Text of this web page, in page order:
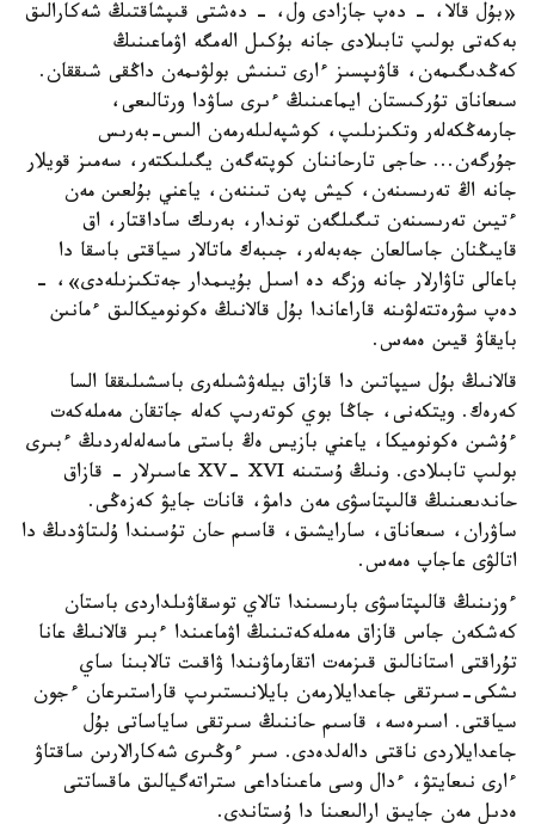
«بۇل قالا، - دەپ جازادى ول، - دەشتى قىپشاقتىڭ شەكارالىق
بەكەتى بولىپ تابىلادى جانە بۇكىل الەمگە اۋماعىنىڭ
كەڭدىگىمەن، قاۋىپسىز ءارى تىنىش بولۋىمەن داڭقى شىققان.
سىعاناق تۇركىستان ايماعىنىڭ ءىرى ساۋدا ورتالىعى،
جارمەڭكەلەر وتكىزىلىپ، كوشپەلىلەرمەن الىس-بەرىس
جۇرگەن... حاجى تارحاننان كوپتەگەن يگىلىكتەر، سەمىز قويلار
جانە اڭ تەرىسىنەن، كيش پەن تىننەن، ياعني بۇلعىن مەن
ءتيىن تەرىسىنەن تىگىلگەن توندار، بەرىك ساداقتار، اق
قايىڭنان جاسالعان جەبەلەر، جىبەك ماتالار سياقتى باسقا دا
باعالى تاۋارلار جانە وزگە دە اسىل بۇيىمدار جەتكىزىلەدى»، -
دەپ سۋرەتتەلۋىنە قاراعاندا بۇل قالانىڭ ەكونوميكالىق ءمانىن
بايقاۋ قيىن ەمەس.
قالانىڭ بۇل سيپاتىن دا قازاق بيلەۋشىلەرى باسشىلىققا السا
كەرەك. ويتكەنى، جاڭا بوي كوتەرىپ كەلە جاتقان مەملەكەت
ءۇشىن ەكونوميكا، ياعني بازيس ەڭ باستى ماسەلەلەردىڭ ءبىرى
بولىپ تابىلادى. ونىڭ ۇستىنە XV- XVI عاسىرلار - قازاق
حاندىعىنىڭ قالىپتاسۋى مەن دامۋ، قانات جايۋ كەزەڭى.
ساۋران، سىعاناق، سارايشىق، قاسىم حان تۇسىندا ۇلىتاۋدىڭ دا
اتالۋى عاجاپ ەمەس.
ءوزىنىڭ قالىپتاسۋى بارىسىندا تالاي توسقاۋىلداردى باستان
كەشكەن جاس قازاق مەملەكەتىنىڭ اۋماعىندا ءبىر قالانىڭ عانا
تۇراقتى استانالىق قىزمەت اتقارماۋىندا ۋاقىت تالابىنا ساي
ىشكى-سىرتقى جاعدايلارمەن بايلانىستىرىپ قاراستىرعان ءجون
سياقتى. اسىرەسە، قاسىم حاننىڭ سىرتقى ساياساتى بۇل
جاعدايلاردى ناقتى دالەلدەدى. سىر ءوڭىرى شەكارالارىن ساقتاۋ
ءارى نىعايتۋ، ءدال وسى ماعىناداعى ستراتەگيالىق ماقساتتى
ەدىل مەن جايىق ارالىعىنا دا ۇستاندى.